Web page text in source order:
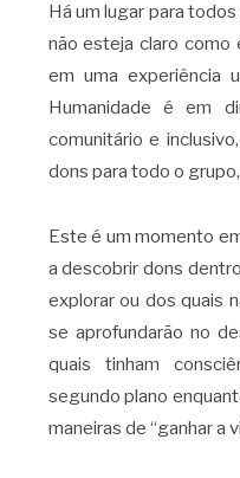
Há um lugar para
não esteja claro como
em uma experiência
Humanidade é em
comunitário e
dons para todo o
Este é um momento
a descobrir dons
explorar ou dos quais
se aprofundarão no
quais tinham
segundo plano
maneiras de “ganhar a